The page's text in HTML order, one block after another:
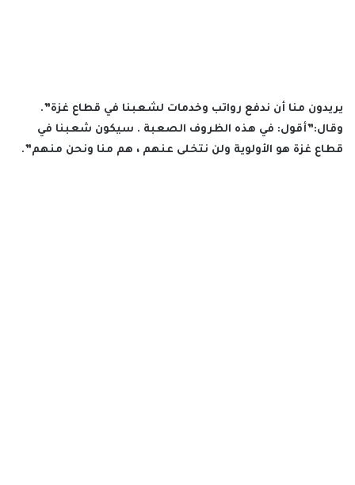
يريدون منا أن ندفع رواتب وخدمات لشعبنا في قطاع غزة”.
وقال:”أقول: في هذه الظروف الصعبة . سيكون شعبنا في
قطاع غزة هو الأولوية ولن نتخلى عنهم ، هم منا ونحن منهم”.